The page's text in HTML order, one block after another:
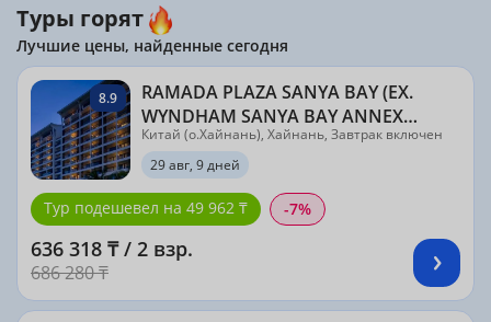
Туры горят
Лучшие цены, найденные сегодня
8.9
RAMADA PLAZA SANYA BAY (EX.
WYNDHAM SANYA BAY ANNEX
BUILDING; SANYA LIHE HOTEL) 4*
Китай (о.Хайнань), Хайнань, Завтрак включен
29 авг, 9 дней
Тур подешевел на 49 962 ₸ -7%
636 318 ₸ / 2 взр.
686 280 ₸